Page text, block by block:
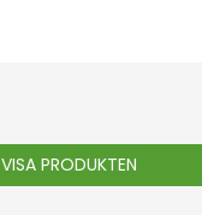
VISA PRODUKTEN